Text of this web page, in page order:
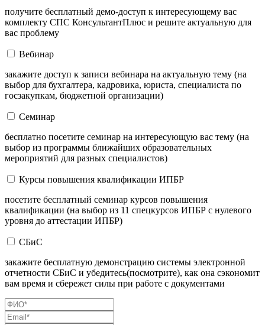
получите бесплатный демо-доступ к интересующему вас
комплекту СПС КонсультантПлюс и решите актуальную для
вас проблему
Вебинар
закажите доступ к записи вебинара на актуальную тему (на
выбор для бухгалтера, кадровика, юриста, специалиста по
госзакупкам, бюджетной организации)
Семинар
бесплатно посетите семинар на интересующую вас тему (на
выбор из программы ближайших образовательных
мероприятий для разных специалистов)
Курсы повышения квалификации ИПБР
посетите бесплатный семинар курсов повышения
квалификации (на выбор из 11 спецкурсов ИПБР с нулевого
уровня до аттестации ИПБР)
СБиС
закажите бесплатную демонстрацию системы электронной
отчетности СБиС и убедитесь(посмотрите), как она сэкономит
вам время и сбережет силы при работе с документами